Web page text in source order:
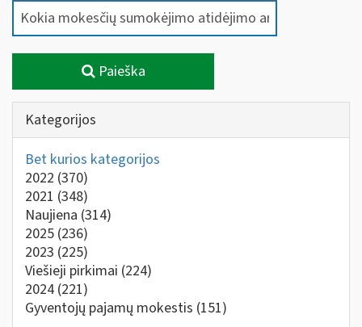
Paieška
Kategorijos
Bet kurios kategorijos
2022 (370)
2021 (348)
Naujiena (314)
2025 (236)
2023 (225)
Viešieji pirkimai (224)
2024 (221)
Gyventojų pajamų mokestis (151)